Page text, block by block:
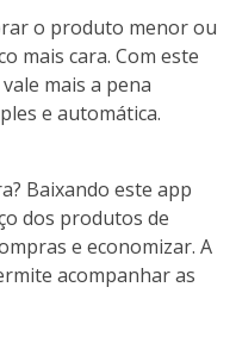
o produto menor ou
mais cara. Com este
mais a pena
e automática.
Baixando este app
dos produtos de
e economizar. A
acompanhar as